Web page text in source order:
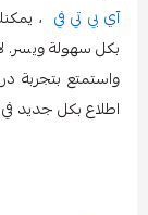
آي بي تي في ،
بكل سهولة ويسر.
واستمتع بتجربة
اطلاع بكل جديد في